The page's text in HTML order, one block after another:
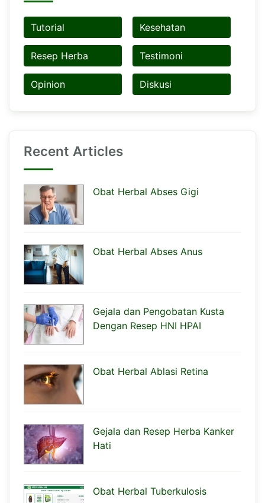
Tutorial Kesehatan
Resep Herba Testimoni
Opinion Diskusi
Recent Articles
Obat Herbal Abses Gigi
Obat Herbal Abses Anus
Gejala dan Pengobatan Kusta
Dengan Resep HNI HPAI
Obat Herbal Ablasi Retina
Gejala dan Resep Herba Kanker
Hati
Obat Herbal Tuberkulosis